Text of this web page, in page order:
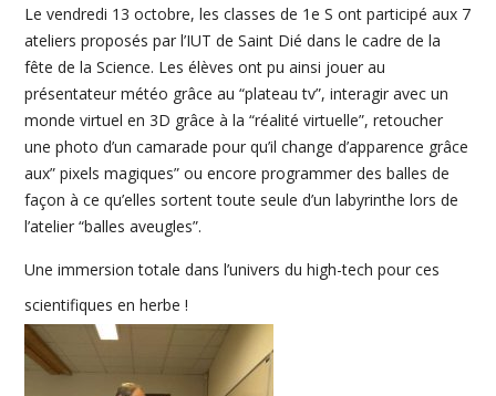
Le vendredi 13 octobre, les classes de 1e S ont participé aux 7
ateliers proposés par l’IUT de Saint Dié dans le cadre de la
fête de la Science. Les élèves ont pu ainsi jouer au
présentateur météo grâce au “plateau tv”, interagir avec un
monde virtuel en 3D grâce à la “réalité virtuelle”, retoucher
une photo d’un camarade pour qu’il change d’apparence grâce
aux” pixels magiques” ou encore programmer des balles de
façon à ce qu’elles sortent toute seule d’un labyrinthe lors de
l’atelier “balles aveugles”.
Une immersion totale dans l’univers du high-tech pour ces
scientifiques en herbe !